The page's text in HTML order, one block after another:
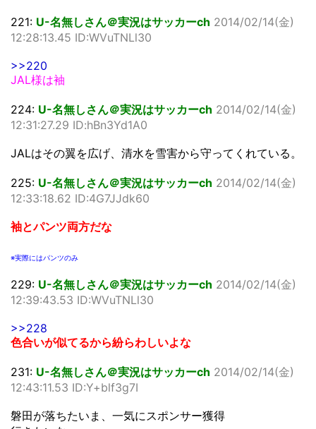
221: U-名無しさん＠実況はサッカーch 2014/02/14(金)
12:28:13.45 ID:WVuTNLl30
>>220
JAL様は袖
224: U-名無しさん＠実況はサッカーch 2014/02/14(金)
12:31:27.29 ID:hBn3Yd1A0
JALはその翼を広げ、清水を雪害から守ってくれている。
225: U-名無しさん＠実況はサッカーch 2014/02/14(金)
12:33:18.62 ID:4G7JJdk60
袖とパンツ両方だな
※実際にはパンツのみ
229: U-名無しさん＠実況はサッカーch 2014/02/14(金)
12:39:43.53 ID:WVuTNLl30
>>228
色合いが似てるから紛らわしいよな
231: U-名無しさん＠実況はサッカーch 2014/02/14(金)
12:43:11.53 ID:Y+blf3g7I
磐田が落ちたいま、一気にスポンサー獲得